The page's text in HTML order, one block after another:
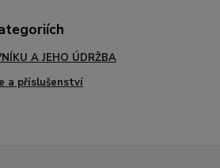
A JEHO ÚDRŽBA
a příslušenství